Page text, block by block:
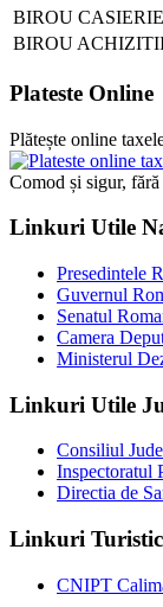
BIROU CASIERIE
BIROU
Plateste Online
Plătește online
Comod și sigur, fără
Linkuri Utile
Presedintele
Guvernul
Senatul
Camera
Ministerul
Linkuri Utile
Consiliul
Inspectoratul
Directia de
Linkuri
CNIPT